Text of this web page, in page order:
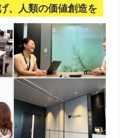
術者配置システム「ビルドスケ
ます。ゼネコンや建設会社向け
支援するSaaSで、人手不足と
活動を支援し受注高の最大化と
ビスです。
、人類の価値創造を